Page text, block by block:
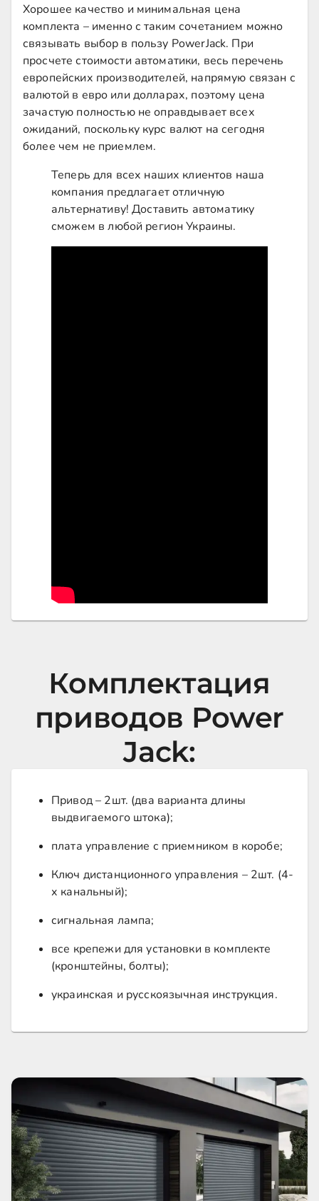
Хорошее качество и минимальная цена
комплекта – именно с таким сочетанием можно
связывать выбор в пользу PowerJack. При
просчете стоимости автоматики, весь перечень
европейских производителей, напрямую связан с
валютой в евро или долларах, поэтому цена
зачастую полностью не оправдывает всех
ожиданий, поскольку курс валют на сегодня
более чем не приемлем.
Теперь для всех наших клиентов наша
компания предлагает отличную
альтернативу! Доставить автоматику
сможем в любой регион Украины.
Комплектация
приводов Power
Jack:
Привод – 2шт. (два варианта длины
выдвигаемого штока);
плата управление с приемником в коробе;
Ключ дистанционного управления – 2шт. (4-
х канальный);
сигнальная лампа;
все крепежи для установки в комплекте
(кронштейны, болты);
украинская и русскоязычная инструкция.